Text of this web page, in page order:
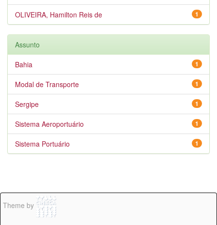
1
OLIVEIRA, Hamilton Reis de
Assunto
1
Bahia
1
Modal de Transporte
1
Sergipe
1
Sistema Aeroportuário
1
Sistema Portuário
Theme by